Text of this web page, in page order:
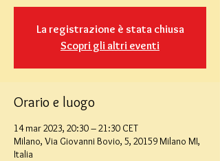
La registrazione è stata chiusa
Scopri gli altri eventi
Orario e luogo
14 mar 2023, 20:30 – 21:30 CET
Milano, Via Giovanni Bovio, 5, 20159 Milano MI,
Italia